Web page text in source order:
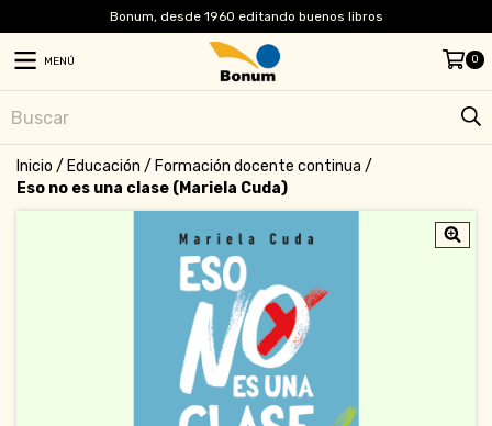
Bonum, desde 1960 editando buenos libros
MENÚ 0
Inicio / Educación / Formación docente continua /
Eso no es una clase (Mariela Cuda)